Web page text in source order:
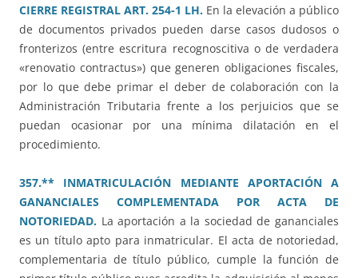
CIERRE REGISTRAL ART. 254-1 LH. En la elevación a público
de documentos privados pueden darse casos dudosos o
fronterizos (entre escritura recognoscitiva o de verdadera
«renovatio contractus») que generen obligaciones fiscales,
por lo que debe primar el deber de colaboración con la
Administración Tributaria frente a los perjuicios que se
puedan ocasionar por una mínima dilatación en el
procedimiento.
357.** INMATRICULACIÓN MEDIANTE APORTACIÓN A
GANANCIALES COMPLEMENTADA POR ACTA DE
NOTORIEDAD. La aportación a la sociedad de gananciales
es un título apto para inmatricular. El acta de notoriedad,
complementaria de título público, cumple la función de